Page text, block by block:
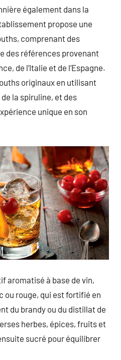
également dans la
propose une
comprenant des
des références provenant
de l’Italie et de l’Espagne.
originaux en utilisant
la spiruline, et des
unique en son
aromatisé à base de vin,
ou rouge, qui est fortifié en
du brandy ou du distillat de
herbes, épices, fruits et
sucré pour équilibrer